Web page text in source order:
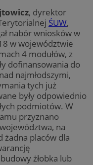
, dyrektor
ŚUW,
nabór wniosków w
w województwie
4 modułów, z
dofinansowania do
najmłodszymi,
tych już
były odpowiednio
podmiotów. W
przyznano
na
żadna placów dla
żłobka lub